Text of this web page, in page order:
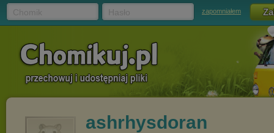
zapomniałem
ashrhysdoran